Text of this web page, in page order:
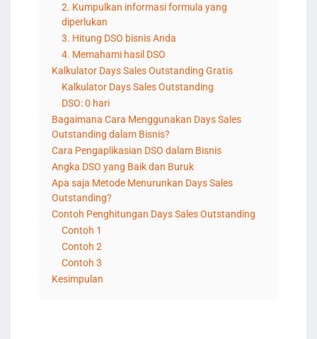
2. Kumpulkan informasi formula yang
diperlukan
3. Hitung DSO bisnis Anda
4. Memahami hasil DSO
Kalkulator Days Sales Outstanding Gratis
Kalkulator Days Sales Outstanding
DSO: 0 hari
Bagaimana Cara Menggunakan Days Sales
Outstanding dalam Bisnis?
Cara Pengaplikasian DSO dalam Bisnis
Angka DSO yang Baik dan Buruk
Apa saja Metode Menurunkan Days Sales
Outstanding?
Contoh Penghitungan Days Sales Outstanding
Contoh 1
Contoh 2
Contoh 3
Kesimpulan